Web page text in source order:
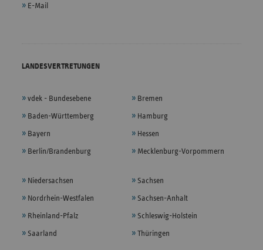
E-Mail
LANDESVERTRETUNGEN
vdek - Bundesebene
Baden-Württemberg
Bayern
Berlin/Brandenburg
Bremen
Hamburg
Hessen
Mecklenburg-Vorpommern
Niedersachsen
Nordrhein-Westfalen
Rheinland-Pfalz
Saarland
Sachsen
Sachsen-Anhalt
Schleswig-Holstein
Thüringen